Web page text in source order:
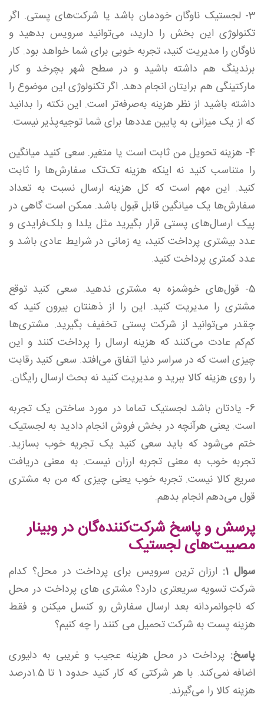
3- لجستیک ناوگان خودمان باشد یا شرکت‌های پستی. اگر
تکنولوژی این بخش را دارید، می‌توانید سرویس بدهید و
ناوگان را مدیریت کنید، تجربه خوبی برای شما خواهد بود. کار
برندینگ هم داشته باشید و در سطح شهر بچرخد و کار
مارکتینگی هم برایتان انجام دهد. اگر تکنولوژی این موضوع را
داشته باشید از نظر هزینه به‌صرفه‌تر است. این نکته را بدانید
که از یک میزانی به پایین عددها برای شما توجیه‌پذیر نیست.
4- هزینه تحویل من ثابت است یا متغیر. سعی کنید میانگین
را متناسب کنید نه اینکه هزینه تک‌تک سفارش‌ها را ثابت
کنید. این مهم است که کل هزینه ارسال نسبت به تعداد
سفارش‌ها یک میانگین قابل قبول باشد. ممکن است گاهی در
پیک‌ ارسال‌های پستی قرار بگیرید مثل یلدا و بلک‌فرایدی و
عدد بیشتری پرداخت کنید، یه زمانی در شرایط عادی باشد و
عدد کمتری پرداخت کنید.
5- قول‌های خوشمزه به مشتری ندهید. سعی کنید توقع
مشتری را مدیریت کنید. این را از ذهنتان بیرون کنید که
چقدر می‌توانید از شرکت پستی تخفیف بگیرید. مشتری‌ها
کم‌کم عادت می‌کنند که هزینه ارسال را پرداخت کنند و این
چیزی است که در سراسر دنیا اتفاق می‌افتد. سعی کنید رقابت
را روی هزینه کالا ببرید و مدیریت کنید نه بحث ارسال رایگان.
6- یادتان باشد لجستیک تماما در مورد ساختن یک تجربه
است. یعنی هرآنچه در بخش فروش انجام دادید به لجستیک
ختم می‌شود که باید سعی کنید یک تجریه خوب بسازید.
تجربه خوب به معنی تجربه ارزان نیست. به معنی دریافت
سریع کالا نیست. تجربه خوب یعنی چیزی که من به مشتری
قول می‌دهم انجام بدهم.
پرسش و پاسخ شرکت‌کننده‌گان در وبینار
مصیبت‌های لجستیک
سوال 1:
ارزان ترین سرویس برای پرداخت در محل؟ کدام
شرکت تسویه سریعتری دارد؟ مشتری های پرداخت در محل
که ناجوانمردانه بعد ارسال سفارش رو کنسل میکنن و فقط
هزینه پست به شرکت تحمیل می کنند را چه کنیم؟
پاسخ: پرداخت در محل هزینه عجیب و غریبی به دلیوری
اضافه نمی‌کند. با هر شرکتی که کار کنید حدود 1 تا 1.5درصد
هزینه کالا را می‌گیرند.